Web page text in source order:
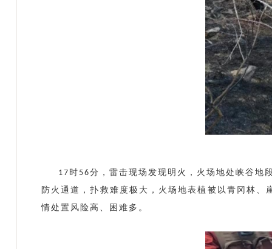
17 时 56分，雷击现场发现明火，火场地处峡谷地
防火通道，扑救难度极大，火场地表植被以青冈林
情处置风险高、困难多。